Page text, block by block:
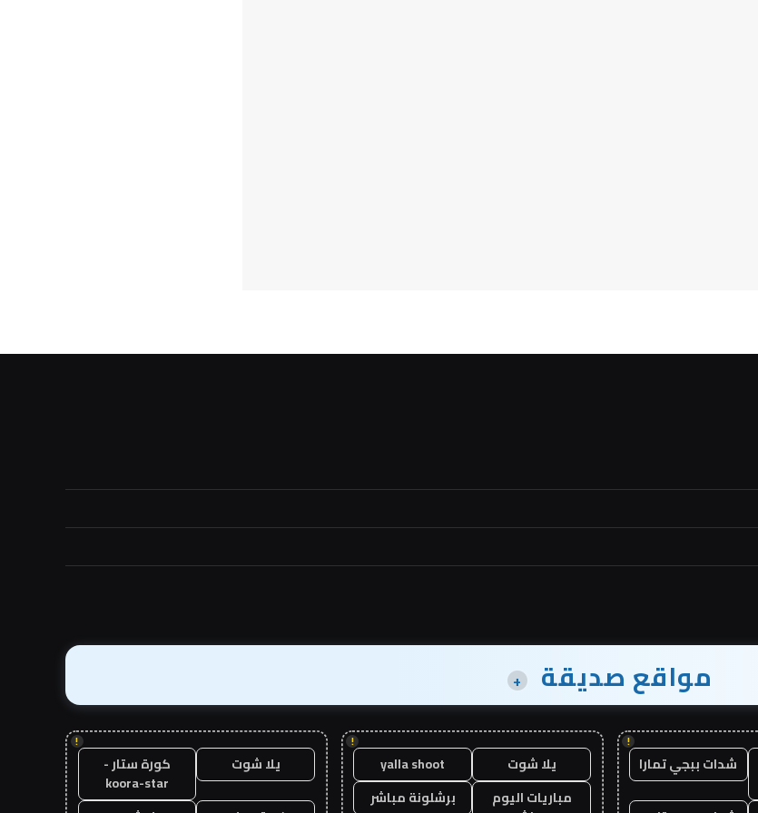
مواقع صديقة +
!
شدات ببجي تمارا
!
يلا شوت
yalla shoot
مباريات اليوم
برشلونة مباشر
!
يلا شوت
كورة ستار -
koora-star